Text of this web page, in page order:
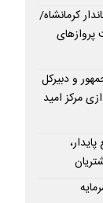
تعهدات قراردادی
صادره از سوی
کرمانشاه/
پروازهای
و دبیرکل
مرکز امید